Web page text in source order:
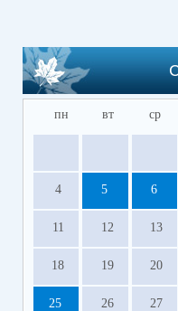
пн вт ср
4 5 6
11 12 13
18 19 20
25 26 27